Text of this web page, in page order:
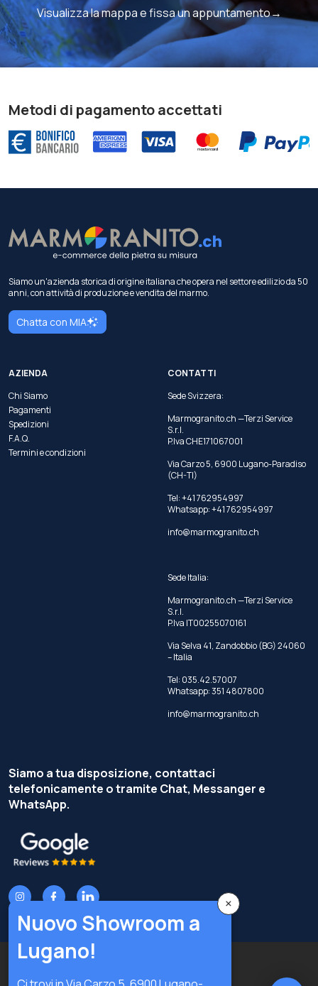
Visualizza la mappa e fissa un appuntamento→
Metodi di pagamento accettati
Siamo un'azienda storica di origine italiana che opera nel settore edilizio da 50
anni, con attività di produzione e vendita del marmo.
Chatta con MIA
AZIENDA
Chi Siamo
Pagamenti
Spedizioni
F.A.Q.
Termini e condizioni
CONTATTI
Sede Svizzera:
Marmogranito.ch —Terzi Service
S.r.l.
P.Iva CHE171067001
Via Carzo 5, 6900 Lugano-Paradiso
(CH-TI)
Tel: +41 762954997
Whatsapp:+41 762954997
info@marmogranito.ch
Sede Italia:
Marmogranito.ch —Terzi Service
S.r.l.
P.Iva IT00255070161
Via Selva 41, Zandobbio (BG) 24060
– Italia
Tel: 035.42.57007
Whatsapp:351 4807800
info@marmogranito.ch
Siamo a tua disposizione, contattaci
telefonicamente o tramite Chat, Messanger e
WhatsApp.
Copyright © Terzi Service S.r.l. — Tutti i diritti riservati.
×
Nuovo Showroom a
Lugano!